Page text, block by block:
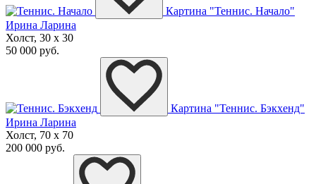
Картина "Теннис. Начало"
Ирина Ларина
Холст, 30 x 30
50 000 руб.
Картина "Теннис. Бэкхенд"
Ирина Ларина
Холст, 70 x 70
200 000 руб.